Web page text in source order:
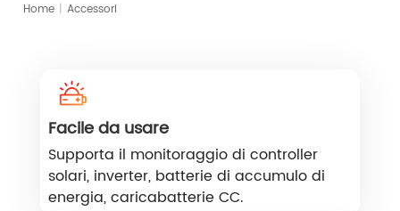
Home | Accessori
Facile da usare
Supporta il monitoraggio di controller
solari, inverter, batterie di accumulo di
energia, caricabatterie CC.